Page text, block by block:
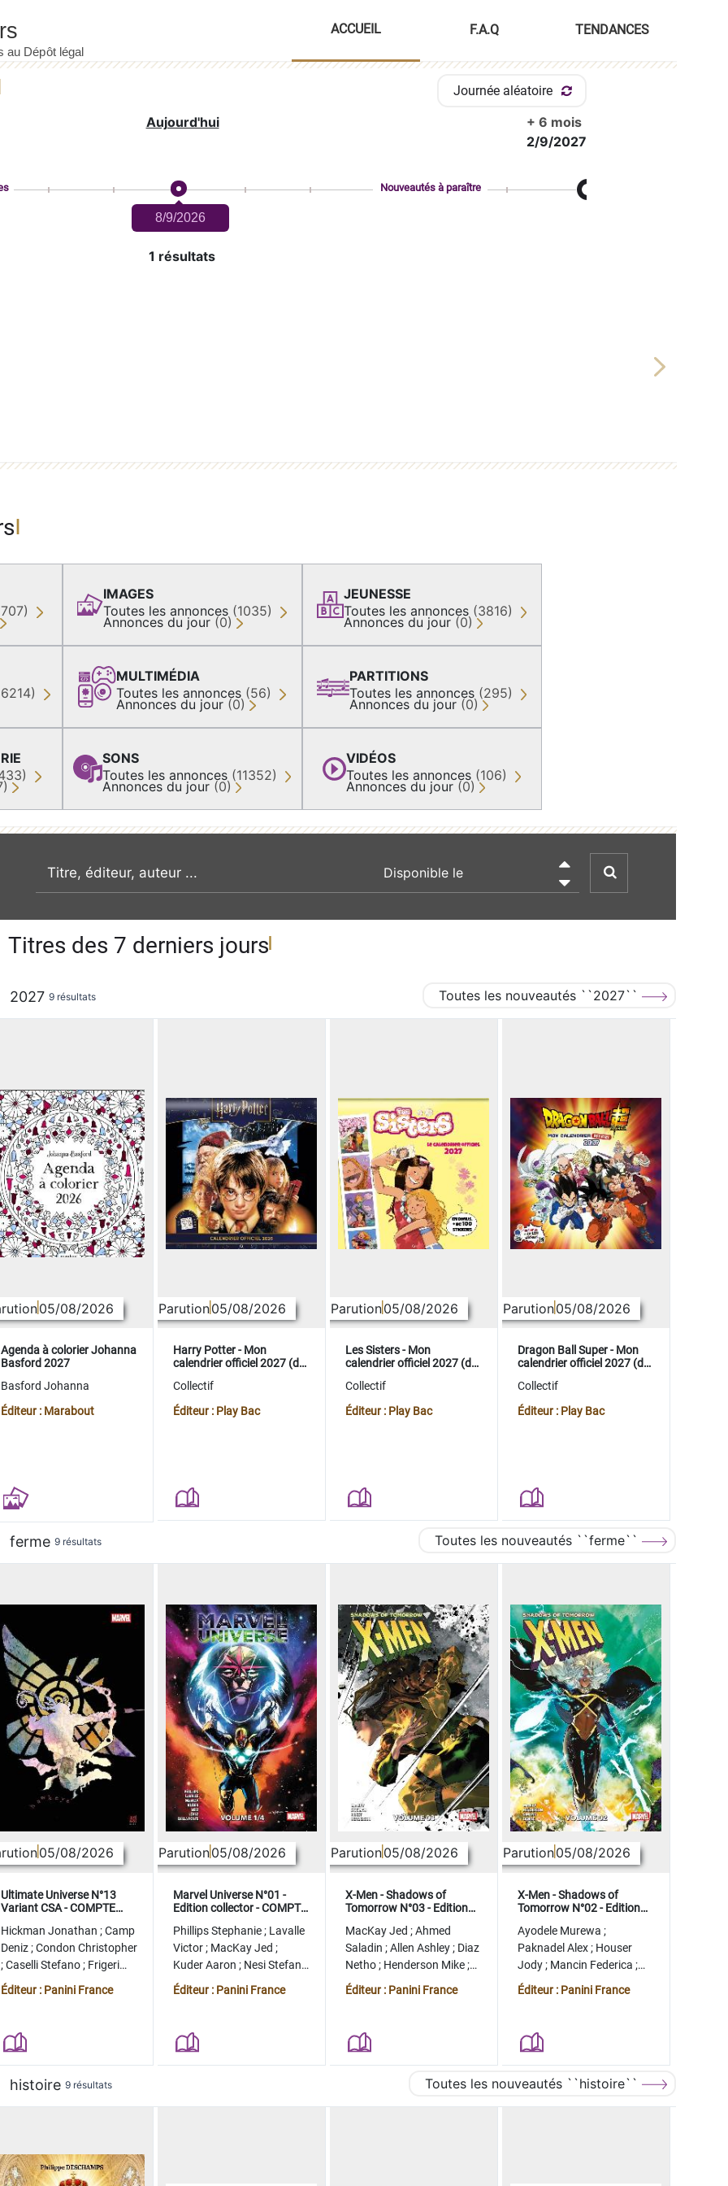
ACCUEIL F.A.Q TENDANCES
Journée aléatoire
Aujourd'hui
+ 6 mois
2/9/2027
8/9/2026
Nouveautés à paraître
1 résultats
Next
IMAGES
Toutes les annonces (1035)
Annonces du jour (0)
MULTIMÉDIA
Toutes les annonces (56)
Annonces du jour (0)
SONS
Toutes les annonces (11352)
Annonces du jour (0)
JEUNESSE
Toutes les annonces (3816)
Annonces du jour (0)
PARTITIONS
Toutes les annonces (295)
Annonces du jour (0)
VIDÉOS
Toutes les annonces (106)
Annonces du jour (0)
recherche par mot clé

Titres des 7 derniers jours
2027 9 résultats Toutes les nouveautés ``2027``
05/08/2026
Agenda à colorier Johanna
Basford 2027
Basford Johanna
Éditeur : Marabout
Parution05/08/2026
Harry Potter - Mon
calendrier officiel 2027 (de
Collectif
Éditeur : Play Bac
Parution05/08/2026
Les Sisters - Mon
calendrier officiel 2027 (de
Collectif
Éditeur : Play Bac
Parution05/08/2026
Dragon Ball Super - Mon
calendrier officiel 2027 (de
Collectif
Éditeur : Play Bac
ferme 9 résultats Toutes les nouveautés ``ferme``
05/08/2026
Ultimate Universe N°13
Variant CSA - COMPTE
Hickman Jonathan ;Camp
Deniz;Condon Christopher
;Caselli Stefano; Frigeri
Juan
Éditeur : Panini France
Parution05/08/2026
Marvel Universe N°01 -
Edition collector - COMPTE
Phillips Stephanie; Lavalle
Victor; MacKay Jed ;
Kuder Aaron ; Nesi Stefano
;Lopez Alvaro
Éditeur : Panini France
Parution05/08/2026
X-Men - Shadows of
Tomorrow N°03 - Edition
MacKay Jed ;Ahmed
Saladin ;Allen Ashley; Diaz
Netho; Henderson Mike;
Stegman Ryan
Éditeur : Panini France
Parution05/08/2026
X-Men - Shadows of
Tomorrow N°02 - Edition
Ayodele Murewa ;
Paknadel Alex; Houser
Jody; Mancin Federica ;
Antonio Roge
Éditeur : Panini France
histoire 9 résultats Toutes les nouveautés ``histoire``